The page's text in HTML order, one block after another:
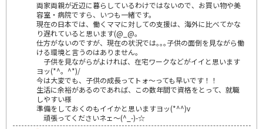
両家両親が近辺に暮らしているわけではないので、お買い物や美
容室・病院ですら、いつも一緒です。
現在の日本では、働くママに対しての支援は、海外に比べてかな
り遅れていると思います(@_@。
仕方がないのですが、現在の状況では｡｡｡子供の面倒を見ながら働
ける環境と言うのはありません。
子供を見ながらがよければ、在宅ワークなどがイイと思います
ヨッ(*^。^*)/
今は大変でも、子供の成長ってトォ～っても早いです！！
生活に余裕があるのであれば、この数年間で資格をとって、就職
しやすい様
準備をしておくのもイイかと思いますヨッ(*^^)v
頑張ってくださいネェ～(^_-)-☆